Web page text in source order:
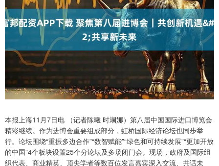
本报上海11月7日电 （记者陈曦 时斓娜）第八届中国国际进口博览会
精彩继续。作为进博会重要组成部分，虹桥国际经济论坛也同步举
行。论坛围绕“重振多边合作”“数智赋能”“绿色和可持续发展”“更加开放
的中国”4个板块设置25个分论坛及多场闭门会。现场，政府及国际组
织代表、商业精英、顶尖学者等数百位发言嘉宾深入交流、共话未